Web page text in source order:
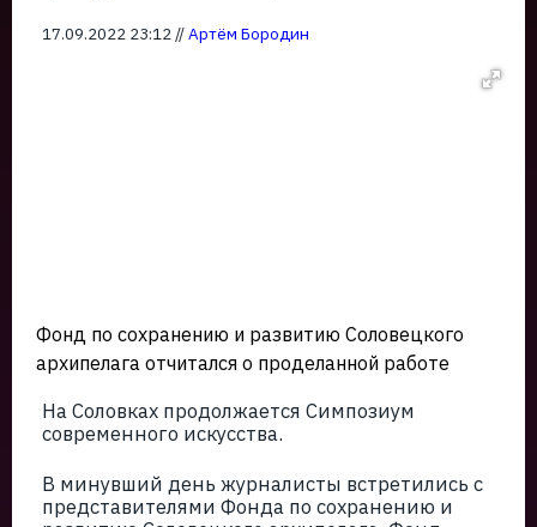
17.09.2022 23:12 //Артём Бородин
Фонд по сохранению и развитию Соловецкого
архипелага отчиталcя о проделанной работе
На Соловках продолжается Симпозиум
современного искусства.
В минувший день журналисты встретились с
представителями Фонда по сохранению и